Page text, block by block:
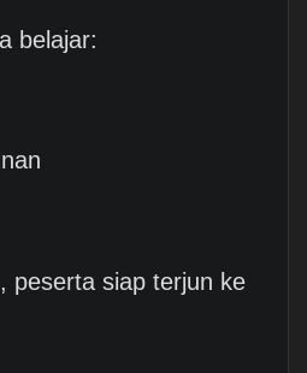
belajar:
, peserta siap terjun ke